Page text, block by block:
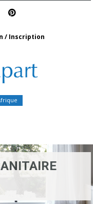
/ Inscription